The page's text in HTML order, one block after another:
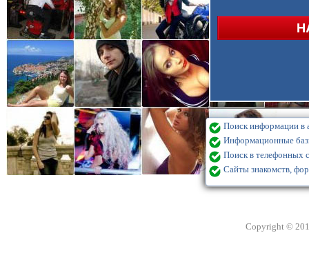
Поиск информации в
Информационные
Поиск в телефонных
Сайты знакомств,
Copyright ©